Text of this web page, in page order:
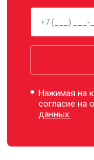
Нажимая на
согласие на
данных.